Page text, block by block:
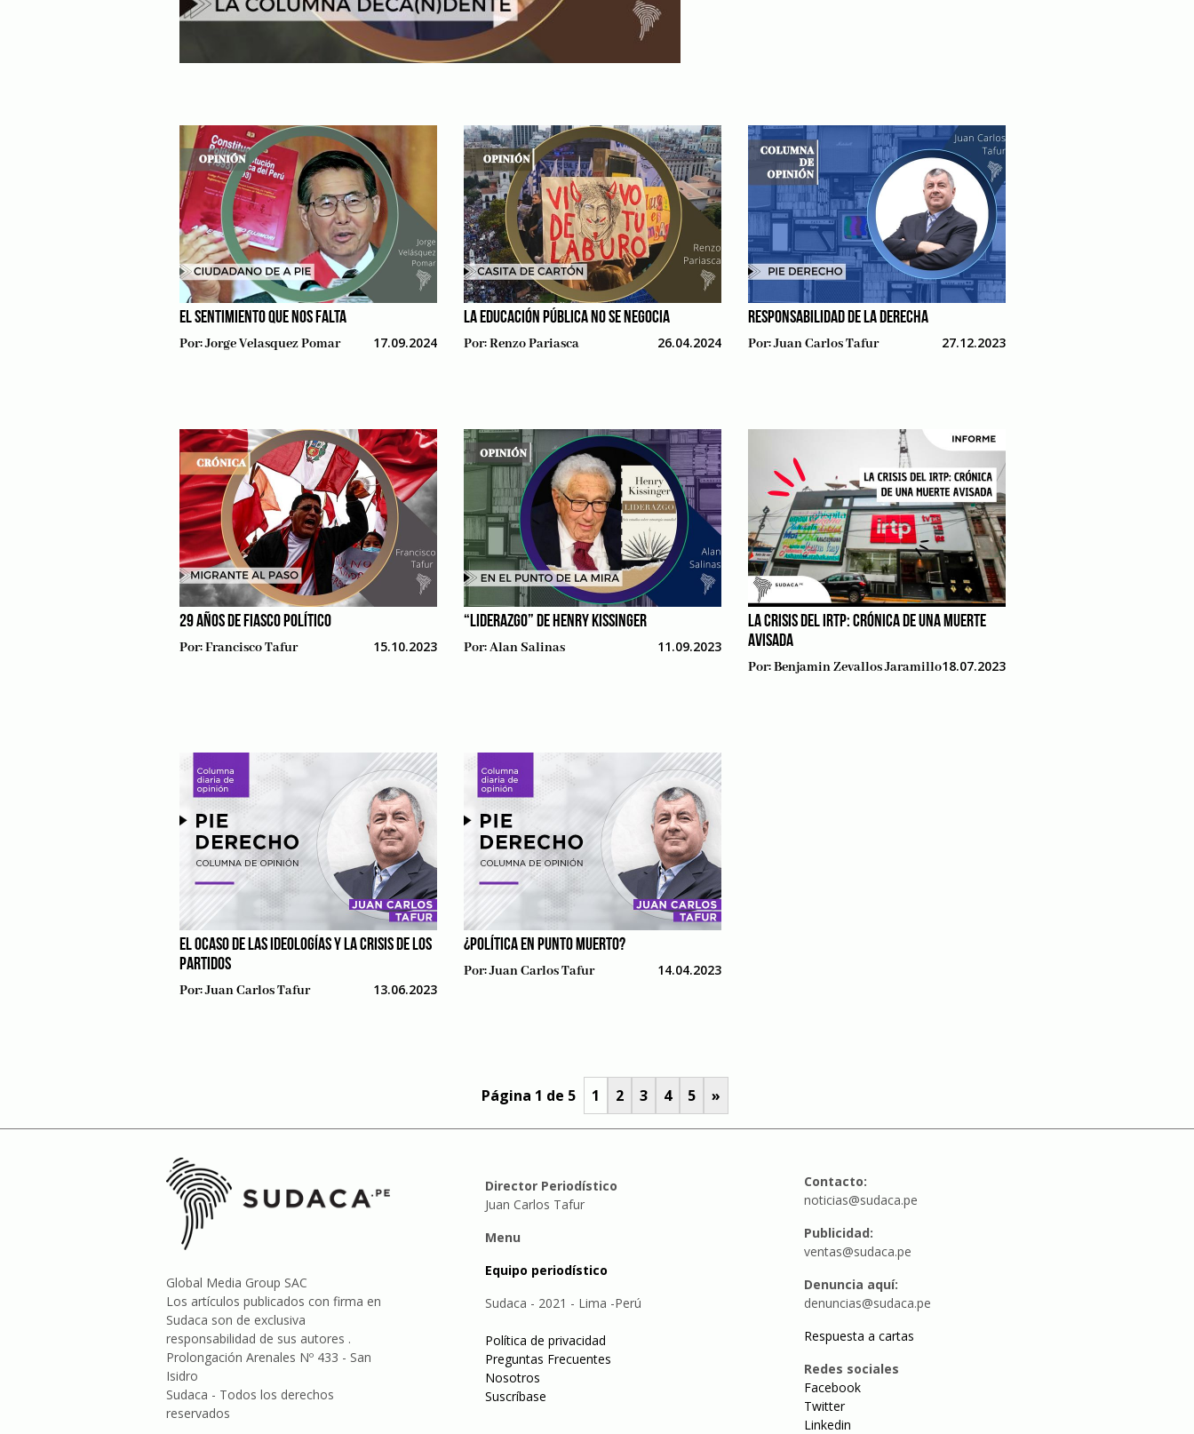
EL SENTIMIENTO QUE NOS FALTA
Por:Jorge Velasquez Pomar 17.09.2024
LA EDUCACIÓN PÚBLICA NO SE NEGOCIA
Por:Renzo Pariasca 26.04.2024
RESPONSABILIDAD DE LA DERECHA
Por:Juan Carlos Tafur 27.12.2023
29 AÑOS DE FIASCO POLÍTICO
Por:Francisco Tafur 15.10.2023
“LIDERAZGO” DE HENRY KISSINGER
Por:Alan Salinas 11.09.2023
LA CRISIS DEL IRTP: CRÓNICA DE UNA MUERTE
AVISADA
Por:Benjamin Zevallos Jaramillo18.07.2023
EL OCASO DE LAS IDEOLOGÍAS Y LA CRISIS DE LOS
PARTIDOS
Por:Juan Carlos Tafur 13.06.2023
¿POLÍTICA EN PUNTO MUERTO?
Por:Juan Carlos Tafur 14.04.2023
Página 1 de 5 1 2 3 4 5 »
Global Media Group SAC
Los artículos publicados con firma en
Sudaca son de exclusiva
responsabilidad de sus autores .
Prolongación Arenales Nº 433 - San
Isidro
Sudaca - Todos los derechos
reservados
Director Periodístico
Juan Carlos Tafur
Menu
Equipo periodístico
Sudaca - 2021 - Lima -Perú
Política de privacidad
Preguntas Frecuentes
Nosotros
Suscríbase
Contacto:
noticias@sudaca.pe
Publicidad:
ventas@sudaca.pe
Denuncia aquí:
denuncias@sudaca.pe
Respuesta a cartas
Redes sociales
Facebook
Twitter
Linkedin